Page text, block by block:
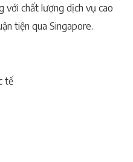
với chất lượng dịch vụ cao
tiện qua Singapore.
tế